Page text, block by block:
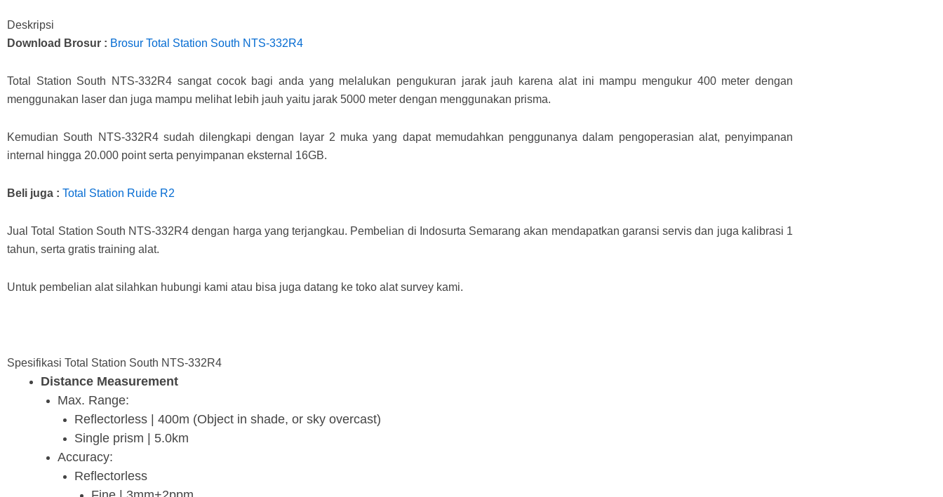
Deskripsi
Download Brosur : Brosur Total Station South NTS-332R4
Total Station South NTS-332R4 sangat cocok bagi anda yang melalukan pengukuran jarak jauh karena alat ini mampu mengukur 400 meter dengan
menggunakan laser dan juga mampu melihat lebih jauh yaitu jarak 5000 meter dengan menggunakan prisma.
Kemudian South NTS-332R4 sudah dilengkapi dengan layar 2 muka yang dapat memudahkan penggunanya dalam pengoperasian alat, penyimpanan
internal hingga 20.000 point serta penyimpanan eksternal 16GB.
Beli juga : Total Station Ruide R2
Jual Total Station South NTS-332R4 dengan harga yang terjangkau. Pembelian di Indosurta Semarang akan mendapatkan garansi servis dan juga kalibrasi 1
tahun, serta gratis training alat.
Untuk pembelian alat silahkan hubungi kami atau bisa juga datang ke toko alat survey kami.
Spesifikasi Total Station South NTS-332R4
Distance Measurement
Max. Range:
Reflectorless | 400m (Object in shade, or sky overcast)
Single prism | 5.0km
Accuracy:
Reflectorless